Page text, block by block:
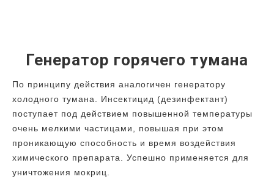
Генератор горячего тумана
По принципу действия аналогичен генератору
холодного тумана. Инсектицид (дезинфектант)
поступает под действием повышенной температуры
очень мелкими частицами, повышая при этом
проникающую способность и время воздействия
химического препарата. Успешно применяется для
уничтожения мокриц.